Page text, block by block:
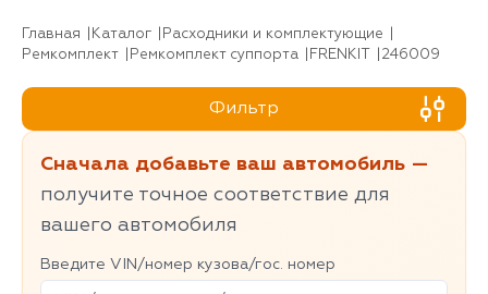
Главная Каталог
Расходники и комплектующие
Ремкомплект
Ремкомплект суппорта FRENKIT 246009
Фильтр
Сначала добавьте ваш автомобиль —
получите точное соответствие для
вашего автомобиля
Введите VIN/номер кузова/гос. номер